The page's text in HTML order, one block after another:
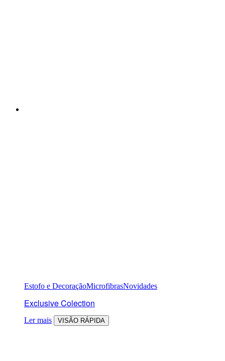
Estofo e DecoraçãoMicrofibrasNovidades
Exclusive Colection
Ler mais VISÃO RÁPIDA